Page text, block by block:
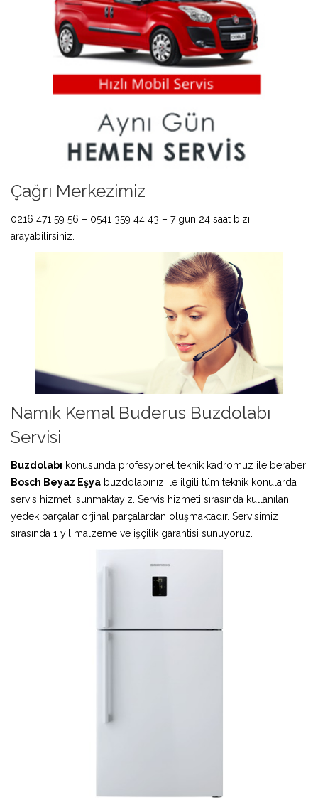
Çağrı Merkezimiz
0216 471 59 56 – 0541 359 44 43 – 7 gün 24 saat bizi
arayabilirsiniz.
Namık Kemal Buderus Buzdolabı
Servisi
Buzdolabı konusunda profesyonel teknik kadromuz ile beraber
Bosch Beyaz Eşya buzdolabınız ile ilgili tüm teknik konularda
servis hizmeti sunmaktayız. Servis hizmeti sırasında kullanılan
yedek parçalar orjinal parçalardan oluşmaktadır. Servisimiz
sırasında 1 yıl malzeme ve işçilik garantisi sunuyoruz.